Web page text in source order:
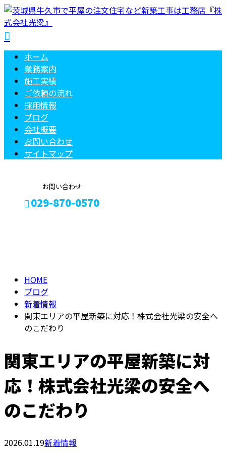
ホーム
業務案内
施工実績
ご依頼の流れ
採用情報
ブログ
会社概要
お問い合わせ
サイトマップ
お問い合わせ
029-870-0570
HOME
ブログ
新着情報
関東エリアの平屋新築に対応！株式会社光梁の安全へ
のこだわり
関東エリアの平屋新築に対
応！株式会社光梁の安全へ
のこだわり
2026.01.19新着情報